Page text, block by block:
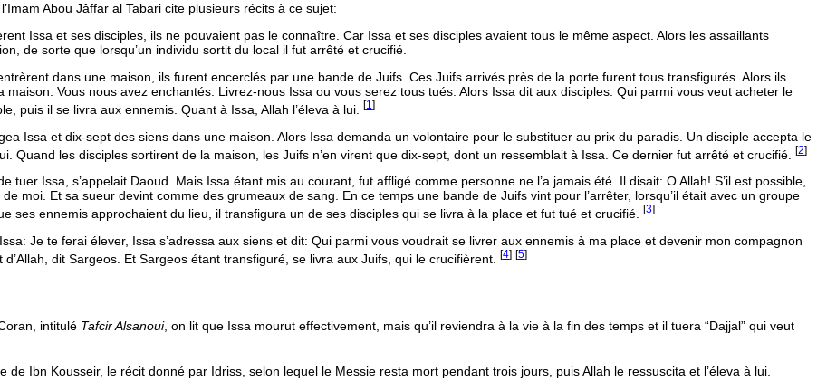
Abou Jâffar al Tabari cite plusieurs récits à ce sujet:
Issa et ses disciples, ils ne pouvaient pas le connaître. Car Issa et ses disciples avaient tous le même aspect. Alors les assaillants
de sorte que lorsqu’un individu sortit du local il fut arrêté et crucifié.
dans une maison, ils furent encerclés par une bande de Juifs. Ces Juifs arrivés près de la porte furent tous transfigurés. Alors ils
maison: Vous nous avez enchantés. Livrez-nous Issa ou vous serez tous tués. Alors Issa dit aux disciples: Qui parmi vous veut acheter le
puis il se livra aux ennemis. Quant à Issa, Allah l’éleva à lui. [1 ]
Issa et dix-sept des siens dans une maison. Alors Issa demanda un volontaire pour le substituer au prix du paradis. Un disciple accepta le
Quand les disciples sortirent de la maison, les Juifs n’en virent que dix-sept, dont un ressemblait à Issa. Ce dernier fut arrêté et crucifié.
[2]
tuer Issa, s’appelait Daoud. Mais Issa étant mis au courant, fut affligé comme personne ne l’a jamais été. Il disait: O Allah! S’il est possible,
de moi. Et sa sueur devint comme des grumeaux de sang. En ce temps une bande de Juifs vint pour l’arrêter, lorsqu’il était avec un groupe
ses ennemis approchaient du lieu, il transfigura un de ses disciples qui se livra à la place et fut tué et crucifié.
[3]
Je te ferai élever, Issa s’adressa aux siens et dit: Qui parmi vous voudrait se livrer aux ennemis à ma place et devenir mon compagnon
, dit Sargeos. Et Sargeos étant transfiguré, se livra aux Juifs, qui le crucifièrent. [4] [5]
intitulé Tafcir Alsanoui, on lit que Issa mourut effectivement, mais qu’il reviendra à la vie à la fin des temps et il tuera “Dajjal” qui veut
de Ibn Kousseir, le récit donné par Idriss, selon lequel le Messie resta mort pendant trois jours, puis Allah le ressuscita et l’éleva à lui.